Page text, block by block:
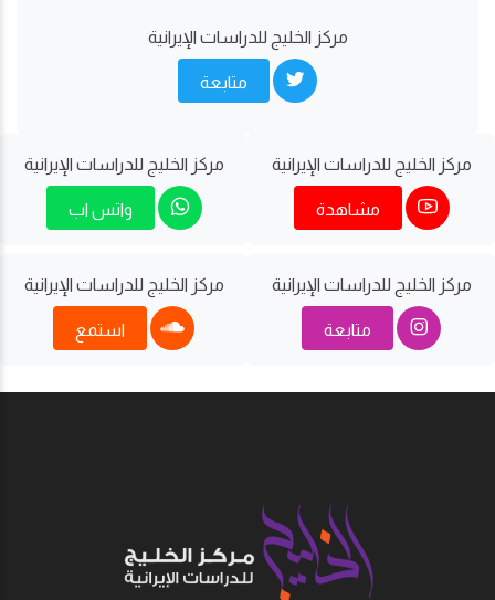
مركز الخليج للدراسات اﻹيرانية
متابعة
مركز الخليج للدراسات اﻹيرانية
مشاهدة
مركز الخليج للدراسات اﻹيرانية
واتس اب
مركز الخليج للدراسات اﻹيرانية
متابعة
مركز الخليج للدراسات اﻹيرانية
استمع